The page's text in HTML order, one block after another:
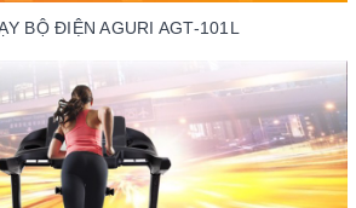
BỘ ĐIỆN AGURI AGT-101L